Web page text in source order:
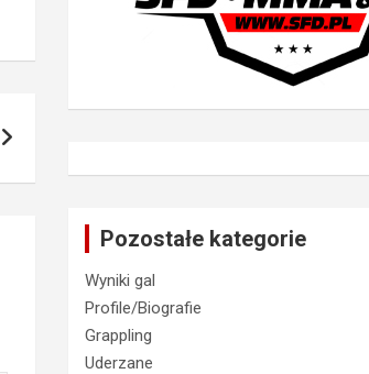
Pozostałe kategorie
Wyniki gal
Profile/Biografie
Grappling
Uderzane